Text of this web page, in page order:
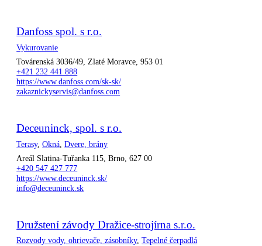
Danfoss spol. s r.o.
Vykurovanie
Továrenská 3036/49, Zlaté Moravce, 953 01
+421 232 441 888
https://www.danfoss.com/sk-sk/
zakaznickyservis@danfoss.com
Deceuninck, spol. s r.o.
Terasy,Okná ,Dvere, brány
Areál Slatina-Tuřanka 115, Brno, 627 00
+420 547 427 777
https://www.deceuninck.sk/
info@deceuninck.sk
Družstení závody Dražice-strojírna s.r.o.
Rozvody vody, ohrievače, zásobníky,Tepelné čerpadlá